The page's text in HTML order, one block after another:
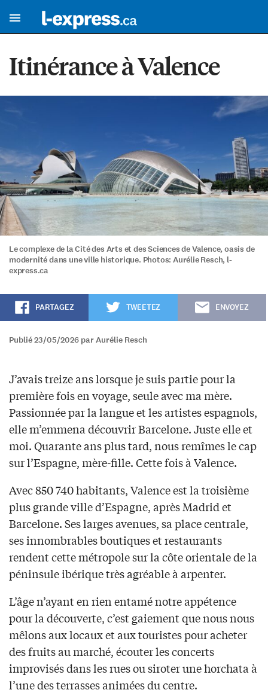
Itinérance à Valence
Le complexe de la Cité des Arts et des Sciences de Valence, oasis de
modernité dans une ville historique. Photos: Aurélie Resch, l-
express.ca
PARTAGEZ TWEETEZ ENVOYEZ
Publié 23/05/2026 par Aurélie Resch
J’avais treize ans lorsque je suis partie pour la
première fois en voyage, seule avec ma mère.
Passionnée par la langue et les artistes espagnols,
elle m’emmena découvrir Barcelone. Juste elle et
moi. Quarante ans plus tard, nous remîmes le cap
sur l’Espagne, mère-fille. Cette fois à Valence.
Avec 850 740 habitants, Valence est la troisième
plus grande ville d’Espagne, après Madrid et
Barcelone. Ses larges avenues, sa place centrale,
ses innombrables boutiques et restaurants
rendent cette métropole sur la côte orientale de la
péninsule ibérique très agréable à arpenter.
L’âge n’ayant en rien entamé notre appétence
pour la découverte, c’est gaiement que nous nous
mêlons aux locaux et aux touristes pour acheter
des fruits au marché, écouter les concerts
improvisés dans les rues ou siroter une horchata à
l’une des terrasses animées du centre.